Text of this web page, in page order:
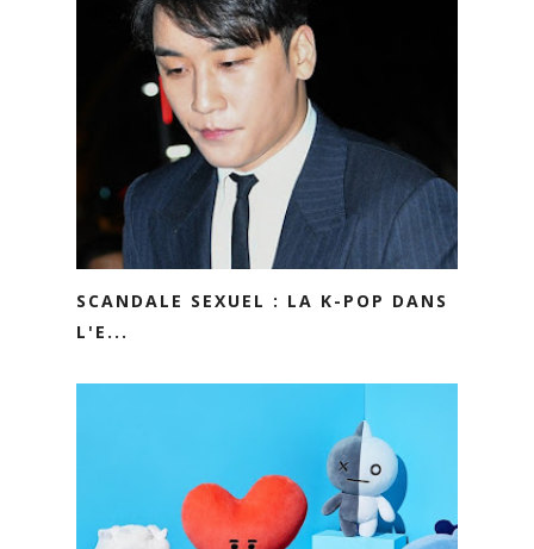
SCANDALE SEXUEL : LA K-POP DANS
L'E...